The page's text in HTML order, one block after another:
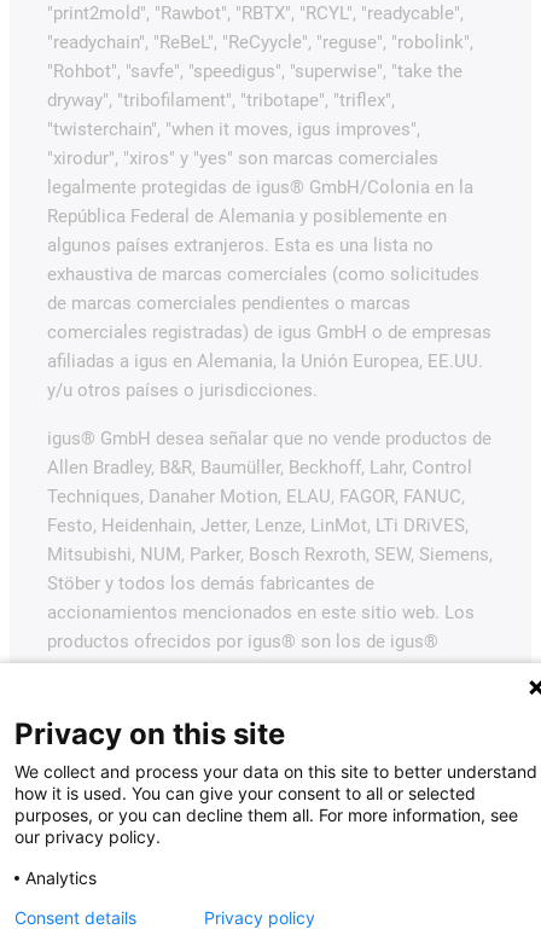
"print2mold", "Rawbot", "RBTX", "RCYL", "readycable",
"readychain", "ReBeL", "ReCyycle", "reguse", "robolink",
"Rohbot", "savfe", "speedigus", "superwise", "take the
dryway", "tribofilament", "tribotape", "triflex",
"twisterchain", "when it moves, igus improves",
"xirodur", "xiros" y "yes" son marcas comerciales
legalmente protegidas de igus® GmbH/Colonia en la
República Federal de Alemania y posiblemente en
algunos países extranjeros. Esta es una lista no
exhaustiva de marcas comerciales (como solicitudes
de marcas comerciales pendientes o marcas
comerciales registradas) de igus GmbH o de empresas
afiliadas a igus en Alemania, la Unión Europea, EE.UU.
y/u otros países o jurisdicciones.
igus® GmbH desea señalar que no vende productos de
Allen Bradley, B&R, Baumüller, Beckhoff, Lahr, Control
Techniques, Danaher Motion, ELAU, FAGOR, FANUC,
Festo, Heidenhain, Jetter, Lenze, LinMot, LTi DRiVES,
Mitsubishi, NUM, Parker, Bosch Rexroth, SEW, Siemens,
Stöber y todos los demás fabricantes de
accionamientos mencionados en este sitio web. Los
productos ofrecidos por igus® son los de igus®
GmbH.
Privacy on this site
We collect and process your data on this site to better understand
how it is used. You can give your consent to all or selected
purposes, or you can decline them all. For more information, see
our privacy policy.
Analytics
Consent details
Privacy policy